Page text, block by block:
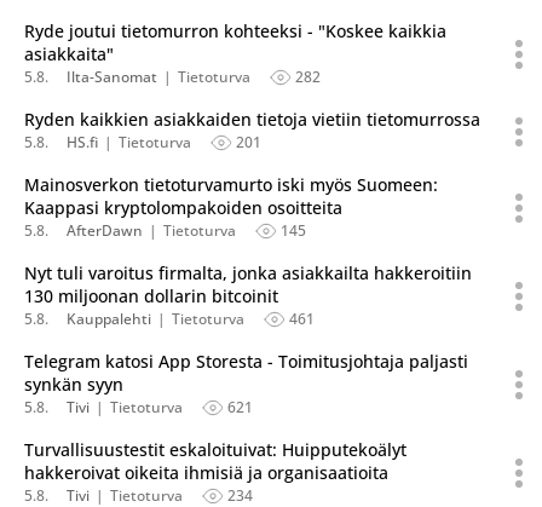
Ryde joutui tietomurron kohteeksi - "Koskee kaikkia
asiakkaita"
5.8. Ilta-Sanomat Tietoturva 282
Ryden kaikkien asiakkaiden tietoja vietiin tietomurrossa
5.8. HS.fi Tietoturva 201
Mainosverkon tietoturvamurto iski myös Suomeen:
Kaappasi kryptolompakoiden osoitteita
5.8. AfterDawn Tietoturva 145
Nyt tuli varoitus firmalta, jonka asiakkailta hakkeroitiin
130 miljoonan dollarin bitcoinit
5.8. Kauppalehti Tietoturva 461
Telegram katosi App Storesta - Toimitusjohtaja paljasti
synkän syyn
5.8. Tivi Tietoturva 621
Turvallisuustestit eskaloituivat: Huipputekoälyt
hakkeroivat oikeita ihmisiä ja organisaatioita
5.8. Tivi Tietoturva 234